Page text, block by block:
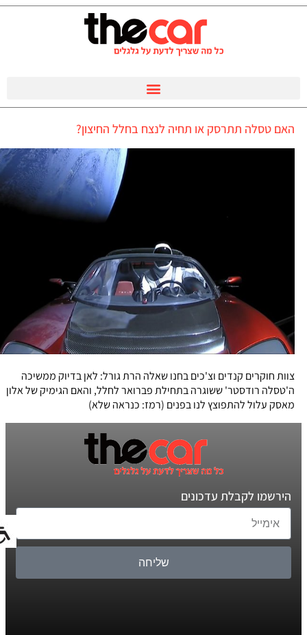
האם טסלה תתרסק או תחיה לנצח בחלל החיצון?
צוות חוקרים קנדים וצ'כים בחנו שאלה הרת גורל: לאן בדיוק ממשיכה
ה'טסלה רודסטר' ששוגרה בתחילת פברואר לחלל, והאם הגימיק של אלון
מאסק עלול להתפוצץ לנו בפנים (רמז: כנראה שלא)
הירשמו לקבלת עדכונים
שליחה